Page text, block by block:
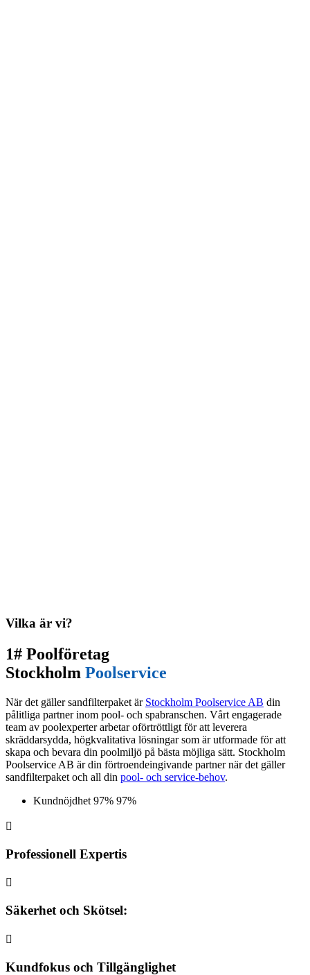
Vilka är vi?
1# Poolföretag
Stockholm Poolservice
När det gäller sandfilterpaket är Stockholm Poolservice AB din
pålitliga partner inom pool- och spabranschen. Vårt engagerade
team av poolexperter arbetar oförtröttligt för att leverera
skräddarsydda, högkvalitativa lösningar som är utformade för att
skapa och bevara din poolmiljö på bästa möjliga sätt. Stockholm
Poolservice AB är din förtroendeingivande partner när det gäller
sandfilterpaket och all din pool- och service-behov.
Kundnöjdhet 97% 97%

Professionell Expertis

Säkerhet och Skötsel:

Kundfokus och Tillgänglighet